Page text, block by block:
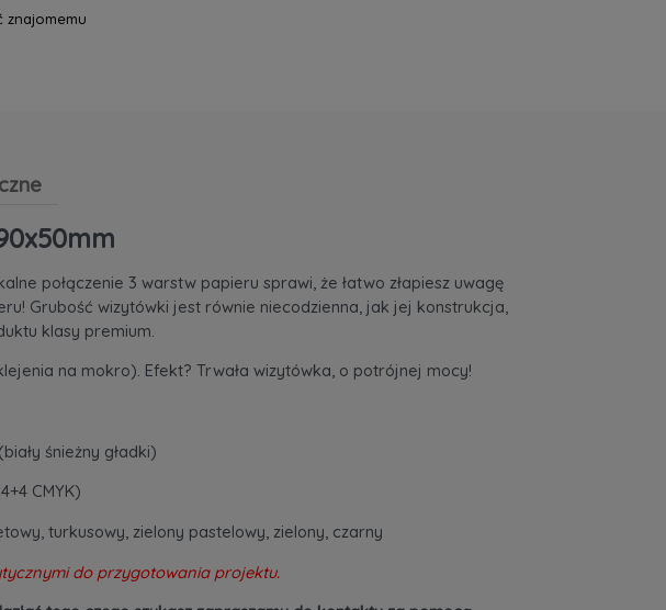
znajomemu
połączenie 3 warstw papieru sprawi, że łatwo złapiesz uwagę
Grubość wizytówki jest równie niecodzienna, jak jej konstrukcja,
klasy premium.
na mokro). Efekt? Trwała wizytówka, o potrójnej mocy!
śnieżny gładki)
CMYK)
turkusowy, zielony pastelowy, zielony, czarny
do przygotowania projektu.